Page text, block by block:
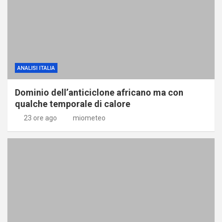
ANALISI ITALIA
Dominio dell’anticiclone africano ma con
qualche temporale di calore
23 ore ago miometeo